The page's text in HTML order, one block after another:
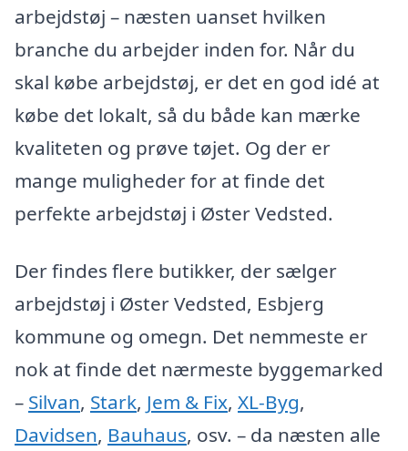
arbejdstøj – næsten uanset hvilken
branche du arbejder inden for. Når du
skal købe arbejdstøj, er det en god idé at
købe det lokalt, så du både kan mærke
kvaliteten og prøve tøjet. Og der er
mange muligheder for at finde det
perfekte arbejdstøj i Øster Vedsted.
Der findes flere butikker, der sælger
arbejdstøj i Øster Vedsted, Esbjerg
kommune og omegn. Det nemmeste er
nok at finde det nærmeste byggemarked
– Silvan, Stark, Jem & Fix, XL-Byg,
Davidsen, Bauhaus, osv. – da næsten alle